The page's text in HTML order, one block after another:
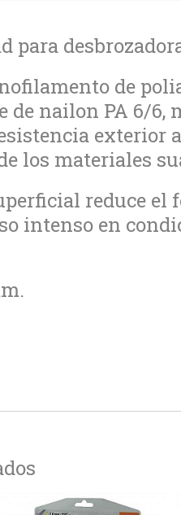
para
de
de nailon PA 6/6,
exterior
los materiales
reduce el
intenso en